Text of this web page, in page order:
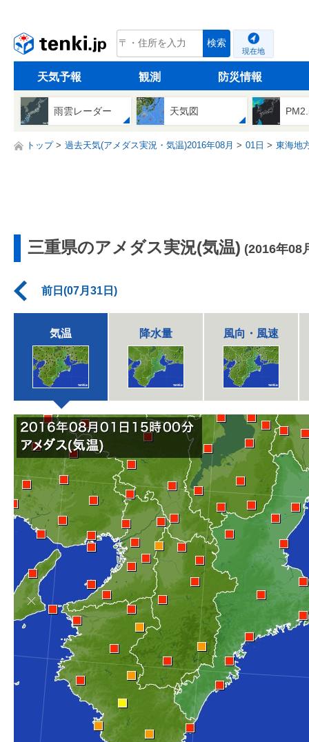
tenki.jp 検索
現在地
天気予報 観測 防災情報
雨雲レーダー 天気図
トップ 過去天気(アメダス実況・気温)2016年08月 01日 東海地
三重県のアメダス実況(気温) (2016年08
前日(07月31日)
気温 降水量 風向・風速